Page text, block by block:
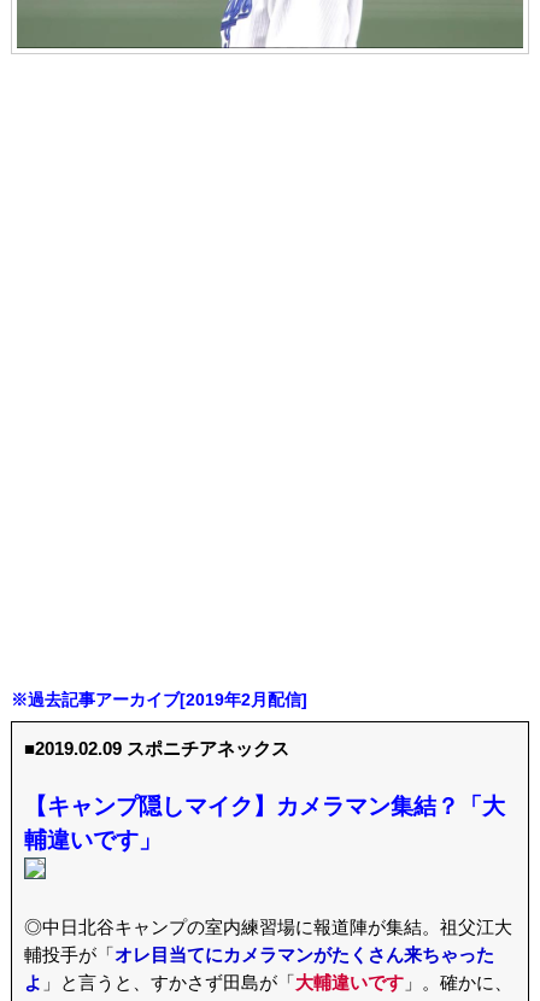
※過去記事アーカイブ[2019年2月配信]
■2019.02.09 スポニチアネックス
【キャンプ隠しマイク】カメラマン集結？「大
輔違いです」
◎中日北谷キャンプの室内練習場に報道陣が集結。祖父江大
輔投手が「オレ目当てにカメラマンがたくさん来ちゃった
よ 」と言うと、すかさず田島が「大輔違いです」。確かに、